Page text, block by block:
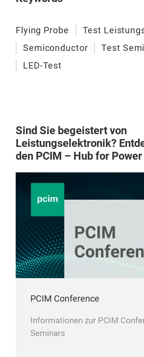
Flying Probe
Test
Semiconductor
Test
LED-Test
Sind Sie begeistert von
Leistungselektronik?
den PCIM – Hub for
PCIM Conference
Informationen zur PCIM
Seminars